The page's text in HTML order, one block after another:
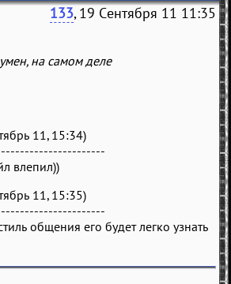
133, 19 Сентября 11 11:35
на самом деле
11, 15:34)
влепил))
11, 15:35)
общения его будет легко узнать